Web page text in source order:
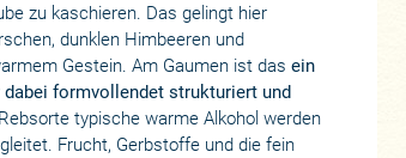
zu kaschieren. Das gelingt hier
dunklen Himbeeren und
Gestein. Am Gaumen ist dasein
formvollendet strukturiert und
typische warme Alkohol werden
Frucht, Gerbstoffe und die fein